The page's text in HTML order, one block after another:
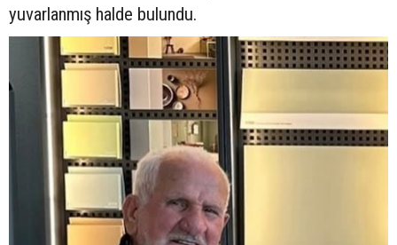
yuvarlanmış halde bulundu.